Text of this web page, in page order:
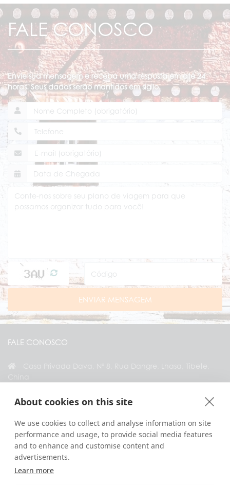
About cookies on this site
We use cookies to collect and analyse information on site
performance and usage, to provide social media features
and to enhance and customise content and
advertisements.
Learn more
FALE CONOSCO
Envie sua mensagem e receba uma resposta em até 24
horas. Seus dados serão mantidos em sigilo.
ENVIAR MENSAGEM
FALE CONOSCO
CONECTE-SE CONOSCO